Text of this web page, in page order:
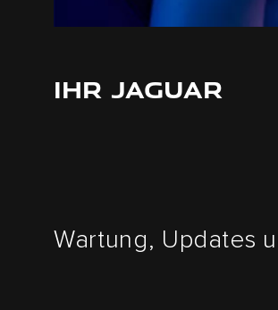
IHR JAGUAR
Wartung, Updates